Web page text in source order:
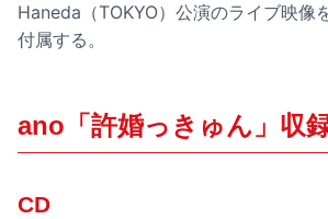
Haneda（TOKYO）公演のライブ映像
付属する。
ano「許婚っきゅん」収
CD